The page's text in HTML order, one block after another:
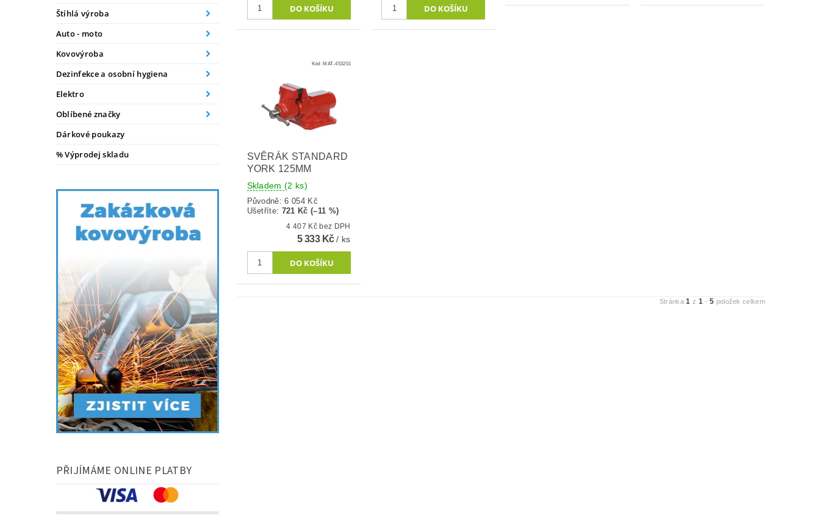
Štíhlá výroba
Auto - moto
Kovovýroba
Dezinfekce a osobní hygiena
Elektro
Oblíbené značky
Dárkové poukazy
% Výprodej skladu
PŘIJÍMÁME ONLINE PLATBY
Kód:MAT-453201
SVĚRÁK STANDARD
YORK 125MM
Skladem(2 ks)
Původně:6 054 Kč
Ušetříte: 721 Kč (–11 %)
4 407 Kč bez DPH
5 333 Kč/ ks
Stránka1 z 1 - 5 položek celkem